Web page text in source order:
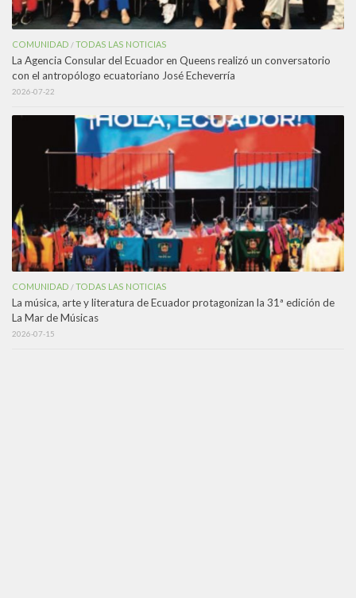
COMUNIDAD /TODAS LAS NOTICIAS
La Agencia Consular del Ecuador en Queens realizó un conversatorio
con el antropólogo ecuatoriano José Echeverría
2026-07-22
COMUNIDAD /TODAS LAS NOTICIAS
La música, arte y literatura de Ecuador protagonizan la 31ª edición de
La Mar de Músicas
2026-07-15